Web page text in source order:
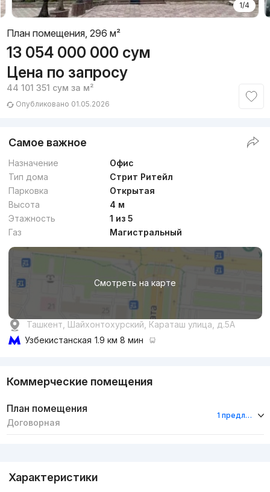
1/4
План помещения, 296 м²
13 054 000 000 сум
Цена по запросу
44 101 351 сум за м²
Опубликовано 01.05.2026
Самое важное
Назначение
Офис
Тип дома
Стрит Ритейл
Парковка
Открытая
Высота
4 м
Этажность
1 из 5
Газ
Магистральный
Смотреть на карте
Ташкент, Шайхонтохурский, Караташ улица, д.5А
Узбекистанская 1.9 км 8 мин
Коммерческие помещения
План помещения
Договорная
1 предложение
Характеристики